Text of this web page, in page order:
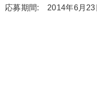
応募期間: 2014年6月23